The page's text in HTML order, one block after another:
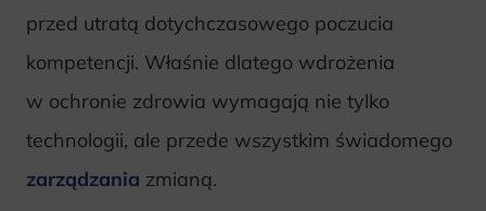
przed utratą dotychczasowego poczucia
kompetencji. Właśnie dlatego wdrożenia
w ochronie zdrowia wymagają nie tylko
technologii, ale przede wszystkim świadomego
zarządzania zmianą.